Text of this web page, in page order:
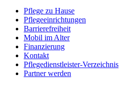
Pflege zu Hause
Pflegeeinrichtungen
Barrierefreiheit
Mobil im Alter
Finanzierung
Kontakt
Pflegedienstleister-Verzeichnis
Partner werden